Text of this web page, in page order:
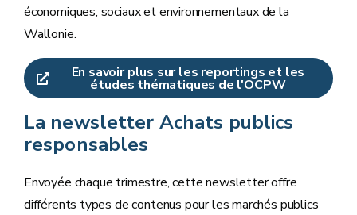
économiques, sociaux et environnementaux de la
Wallonie.
En savoir plus sur les reportings et les
études thématiques de l'OCPW
La newsletter Achats publics
responsables
Envoyée chaque trimestre, cette newsletter offre
différents types de contenus pour les marchés publics